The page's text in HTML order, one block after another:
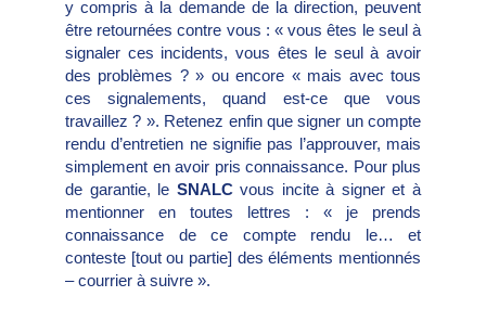
y compris à la demande de la direction, peuvent
être retournées contre vous : « vous êtes le seul à
signaler ces incidents, vous êtes le seul à avoir
des problèmes ? » ou encore « mais avec tous
ces signalements, quand est-ce que vous
travaillez ? ». Retenez enfin que signer un compte
rendu d’entretien ne signifie pas l’approuver, mais
simplement en avoir pris connaissance. Pour plus
de garantie, le SNALCvous incite à signer et à
mentionner en toutes lettres : « je prends
connaissance de ce compte rendu le… et
conteste [tout ou partie] des éléments mentionnés
– courrier à suivre ».